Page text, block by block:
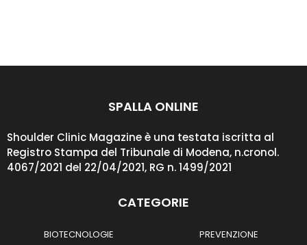
SPALLA ONLINE
Shoulder Clinic Magazine è una testata iscritta al
Registro Stampa del Tribunale di Modena, n.cronol.
4067/2021 del 22/04/2021, RG n. 1499/2021
CATEGORIE
BIOTECNOLOGIE
PREVENZIONE